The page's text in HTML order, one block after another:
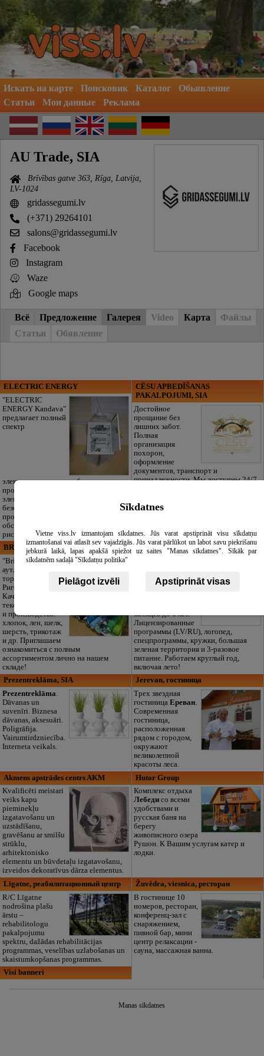
Искать на карте Поисковик Каталог
Обьявление
Статьи
Мои данные Реклама
AU Trade, SIA
Brīvības gatve 363, Rīga, Latvija,
LV-1024
gridassegumi.lv
(+371) 29264101
salons@gridassegumi.lv
Facebook
Instagram
Waze
Google maps
Всё Предложение Галерея Video Карта
Файлы
Статьи
Обявление
ELECTRIC ENERGY
"ELECTRIC
ENERGY Kandava"
предлагает полный
спектр
электромонтажных работ, ремонт
проводки, бытовой техники и
электроники, установку систем
безопасности и слабых токов,
проектирование, замеры и
обследование электрохозяйства на
риски безопасности.
CĒSU APBEDĪŠANAS
PAKALPOJUMI, SIA
Достойное
прощание без
лишних забот.
Полная
организация
похорон,
оформление
документов, транспорт и
принадлежности. Мы доступны 24/7.
для почтения памяти усопшего в
BRISTOLS ES, SIA
"Bristols ES" —
аутлет и оптовая
торговля тканями в
Риге.
Качественный
текстиль для шитья
и производства:
хлопок, лен, шелк,
шерсть, трикотаж
и др. Приглашаем
ознакомиться с полным
ассортиментом лично на нашем
складе!
Maza Rasiņa, privātā pirmsskolas
сад “Maza Rasiņa”
в Пардаугаве
месяцев до 6 лет.
Лицензированные
программы (LV/RU), логопед,
спецпрограммы, кружки, большая
зеленая территория и 3-разовое
питание. Работаем круглый год,
включая лето!
Prezentreklāma, SIA
Prezentreklāma.
Dāvanas un
suvenīri. Biznesa
dāvanas, aksesuāri.
Poligrāfija.
Vairumtirdzniecība.
Interneta veikals.
Jerevan, гостиница
Tрех звездная
гостиницаЕреван.
Современная
гостиница,
расположенная
рядом с городом,
окружают
великолепной
красоты леса.
Akmens apstrādes centrs AKM
Kvalificēti meistari
veiks kapu
pieminekļu
izgatavošanu un
uzstādīšanu,
gravēšanu ar smilšu
strūklu,
arhitektonisko
elementu un būvdetaļu izgatavošanu,
izveidos dekoratīvus dārza elementus.
Hutor Group
Комплекс отдыха
Лебеди со всеми
удобствами и
русская баня на
берегу
живописного озера
Рушон. К Вашим услугам катер и
лодки.
Līgatne, реабилитационный центр
R/C Līgatne
nodrošina plašu
ārstu –
rehabilitologu
pakalpojumu
spektru, dažādas rehabilitācijas
programmas, veselības uzlabošanas un
skaistumkopšanas programmas.
Žuvėdra, viesnīca, ресторан
В гостинице 10
номеров, ресторан,
конференц-зал c
снаряжением,
пивной бар, мини
центр релаксации -
сауна, массажная ванна.
Visi banneri
Sīkdatnes
Vietne viss.lv izmantojam sīkdatnes. Jūs varat apstiprināt visu sīkdatņu
izmantošanai vai atlasīt sev vajadzīgās. Jūs varat pārlūkot un labot savu piekrišanu
jebkurā laikā, lapas apakšā spiežot uz saites "Manas sīkdatnes". Sīkāk par
sīkdatnēm sadaļā "Sīkdatņu politika"
Pielāgot izvēli Apstiprināt visas
Manas sīkdatnes